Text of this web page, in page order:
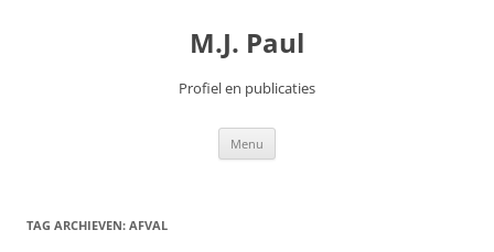
M.J. Paul
Profiel en publicaties
Menu
TAG ARCHIEVEN: AFVAL